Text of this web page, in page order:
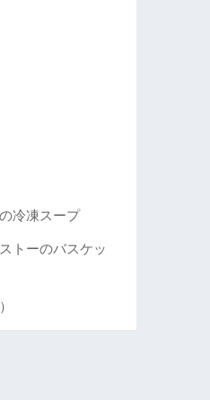
冷凍スープ
トーのバスケッ